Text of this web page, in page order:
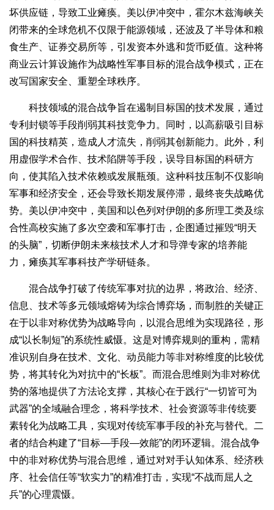
坏供应链，导致工业瘫痪。美以伊冲突中，霍尔木兹海峡关
闭带来的全球危机不仅限于能源领域，还波及了半导体和粮
食生产、证券交易所等，引发资本外逃和货币贬值。这种将
商业云计算设施作为战略性军事目标的混合战争模式，正在
改写国家安全、重塑全球秩序。
科技领域的混合战争旨在遏制目标国的技术发展，通过
专利封锁等手段削弱其科技竞争力。同时，以高薪吸引目标
国的科技精英，造成人才流失，削弱其创新能力。此外，利
用虚假学术合作、技术陷阱等手段，误导目标国的科研方
向，使其陷入技术依赖或发展瓶颈。这种科技压制不仅影响
军事和经济安全，还会导致长期发展停滞，最终丧失战略优
势。美以伊冲突中，美国和以色列对伊朗的多所理工类及综
合性高校实施了多次空袭和军事打击，企图通过摧毁“明天
的头脑”，切断伊朗未来核技术人才和导弹专家的培养能
力，瘫痪其军事科技产学研链条。
混合战争打破了传统军事对抗的边界，将政治、经济、
信息、技术等多元领域熔铸为综合博弈场，而制胜的关键正
在于以非对称优势为战略导向，以混合思维为实现路径，形
成“以长制短”的系统性威慑。这是对博弈规则的重构，需精
准识别自身在技术、文化、动员能力等非对称维度的比较优
势，将其转化为对抗中的“长板”。而混合思维则为非对称优
势的落地提供了方法论支撑，其核心在于践行“一切皆可为
武器”的全域融合理念，将科学技术、社会资源等非传统要
素转化为战略工具，实现对传统军事手段的补充与替代。二
者的结合构建了“目标—手段—效能”的闭环逻辑。混合战争
中的非对称优势与混合思维，通过对对手认知体系、经济秩
序、社会信任等“软实力”的精准打击，实现“不战而屈人之
兵”的心理震慑。